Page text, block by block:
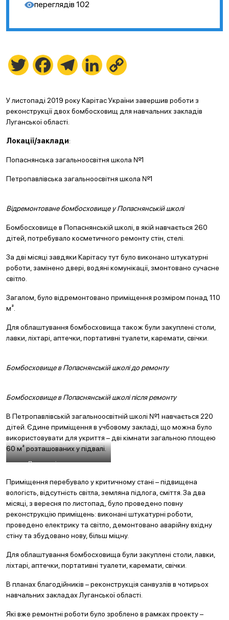
переглядів 102
Twitter FacebookTelegramLinkedIn
У листопаді 2019 року Карітас України завершив роботи з
реконструкції двох бомбосховищ для навчальних закладів
Луганської області.
Локації/заклади:
Попаснянська загальноосвітня школа №1
Петропавлівська загальноосвітня школа №1
Відремонтоване бомбосховище у Попаснянській школі
Бомбосховище в Попаснянській школі, в якій навчається 260
дітей, потребувало косметичного ремонту стін, стелі.
За дві місяці завдяки Карітасу тут було виконано штукатурні
роботи, замінено двері, водяні комунікації, змонтовано сучасне
світло.
Загалом, було відремонтовано приміщення розміром понад 110
м².
Для облаштування бомбосховища також були закуплені столи,
лавки, ліхтарі, аптечки, портативні туалети, каремати, свічки.
Бомбосховище в Попаснянській школі до ремонту
Бомбосховище в Попаснянській школі після ремонту
В Петропавлівській загальноосвітній школі №1 навчається 220
дітей. Єдине приміщення в учбовому закладі, що можна було
використовувати для укриття – дві кімнати загальною площею
60 м² розташованих у підвалі.
Петропавлівська школа,
Приміщення перебувало у критичному стані – підвищена
вологість, відсутність світла, земляна підлога, сміття. За два
місяці, з вересня по листопад, було проведено повну
реконструкцію приміщень: виконані штукатурні роботи,
проведено електрику та світло, демонтовано аварійну вхідну
стіну та збудовано нову, більш міцну.
Для облаштування бомбосховища були закуплені столи, лавки,
ліхтарі, аптечки, портативні туалети, каремати, свічки.
В планах благодійників – реконструкція санвузлів в чотирьох
навчальних закладах Луганської області.
Які вже ремонтні роботи було зроблено в рамках проекту –